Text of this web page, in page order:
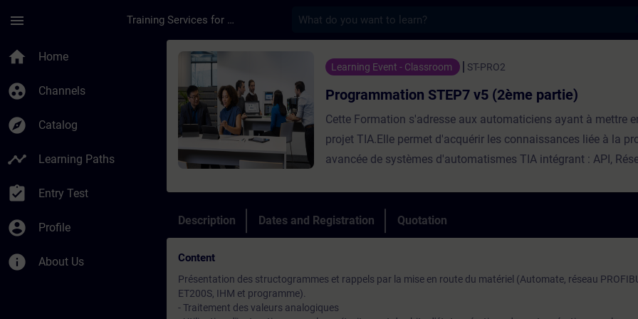
menu Training Services for Digital Industries
home Home
group_work Channels
explore Catalog
timeline Learning Paths
assignment_turned_in Entry Test
account_circle Profile
info About Us
Course - Programmation STEP7 v5 (2ème partie) - Training -
Learning Event - Classroom ST-PRO2
Programmation STEP7 v5 (2ème partie)
Cette Formation s'adresse aux automaticiens ayant à mettre
projet TIA.Elle permet d'acquérir les connaissances liée à la
avancée de systèmes d'automatismes TIA intégrant : API,
PratiqueParticipants max12Evaluation des acquisOuiEligible
ⓘNonCertificationNonTest de prérequisConnaissances
Description Dates and Registration Quotation
Content
Présentation des structogrammes et rappels par la mise en route du matériel (Automate, réseau
ET200S, IHM et programme).
- Traitement des valeurs analogiques